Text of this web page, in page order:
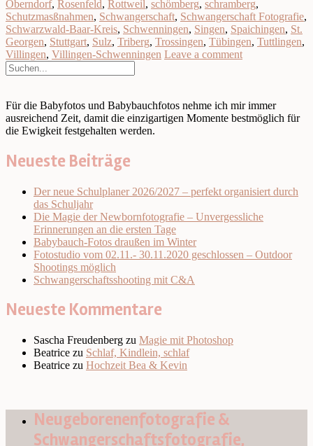
Oberndorf, Rosenfeld, Rottweil, schömberg, schramberg,
Schutzmasßnahmen, Schwangerschaft, Schwangerschaft Fotografie,
Schwarzwald-Baar-Kreis, Schwenningen, Singen, Spaichingen, St.
Georgen, Stuttgart, Sulz, Triberg, Trossingen, Tübingen, Tuttlingen,
Villingen, Villingen-Schwenningen Leave a comment
Für die Babyfotos und Babybauchfotos nehme ich mir immer
ausreichend Zeit, damit die einzigartigen Momente bestmöglich für
die Ewigkeit festgehalten werden.
Neueste Beiträge
Der neue Schulplaner 2026/2027 – perfekt organisiert durch
das Schuljahr
Die Magie der Newbornfotografie – Unvergessliche
Erinnerungen an die ersten Tage
Babybauch-Fotos draußen im Winter
Fotostudio vom 02.11.- 30.11.2020 geschlossen – Outdoor
Shootings möglich
Schwangerschaftsshooting mit C&A
Neueste Kommentare
Sascha Freudenberg zu Magie mit Photoshop
Beatrice zu Schlaf, Kindlein, schlaf
Beatrice zu Hochzeit Bea & Kevin
Neugeborenenfotografie &
Schwangerschaftsfotografie,